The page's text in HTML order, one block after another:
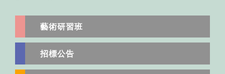
藝術研習班
招標公告